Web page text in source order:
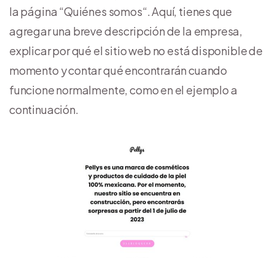
la página “Quiénes somos“. Aquí, tienes que
agregar una breve descripción de la empresa,
explicar por qué el sitio web no está disponible de
momento y contar qué encontrarán cuando
funcione normalmente, como en el ejemplo a
continuación.